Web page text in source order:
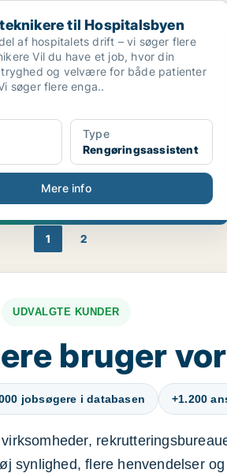
til Hospitalsbyen
til Hospitalsbyen
af hospitalets drift – vi søger flere
Vil du have et job, hvor din
og velvære for både patienter
søger flere enga..
Type
Rengøringsassistent
Mere info
1 2
UDVALGTE KUNDER
bruger
jobsøgere i databasen +1.200
synlighed, flere henvendelser